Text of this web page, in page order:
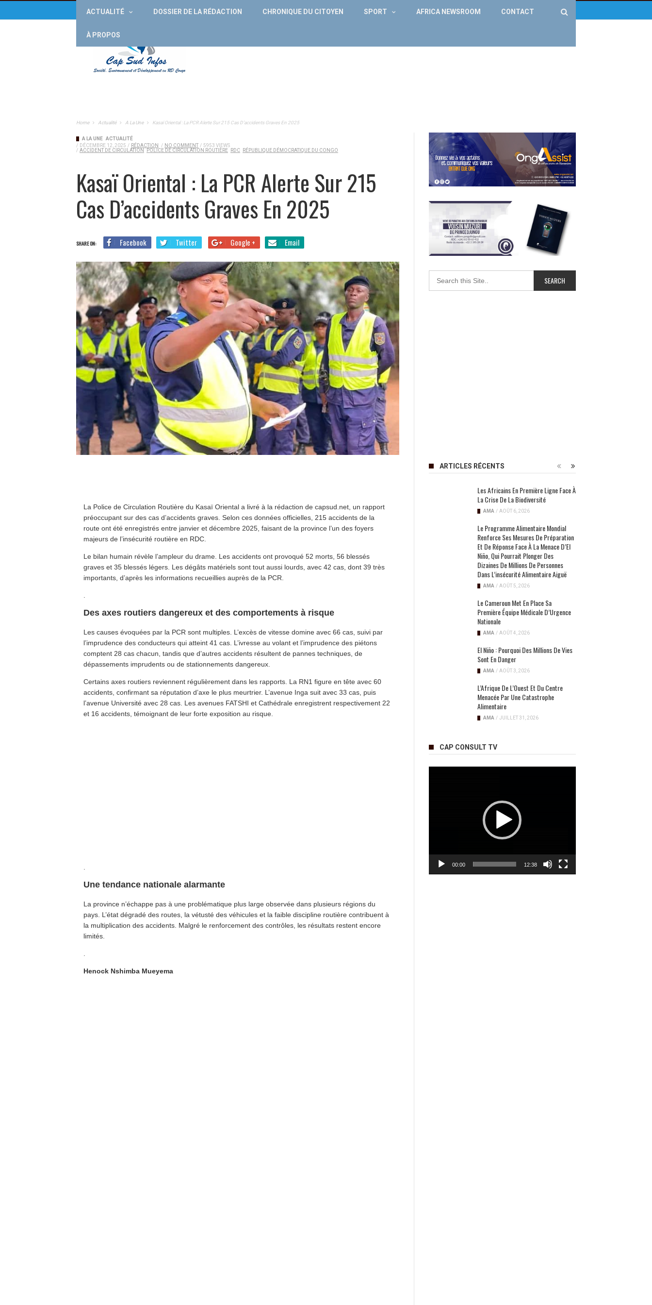
ACTUALITÉ DOSSIER DE LA RÉDACTION CHRONIQUE DU CITOYEN SPORT AFRICA NEWSROOM CONTACT
À PROPOS
Home Actualité A La Une Kasaï Oriental : La PCR Alerte Sur 215 Cas D’accidents Graves En 2025
A LA UNE ACTUALITÉ
/ DÉCEMBRE 12, 2025 / RÉDACTION / NO COMMENT / 5953 VIEWS
/ ACCIDENT DE CIRCULATION POLICE DE CIRCULATION ROUTIÈRE RDC RÉPUBLIQUE DÉMOCRATIQUE DU CONGO
Kasaï Oriental : La PCR Alerte Sur 215
Cas D’accidents Graves En 2025
SHARE ON: Facebook Twitter Google + Email
La Police de Circulation Routière du Kasaï Oriental a livré à la rédaction de capsud.net, un rapport
préoccupant sur des cas d’accidents graves. Selon ces données officielles, 215 accidents de la
route ont été enregistrés entre janvier et décembre 2025, faisant de la province l’un des foyers
majeurs de l’insécurité routière en RDC.
Le bilan humain révèle l’ampleur du drame. Les accidents ont provoqué 52 morts, 56 blessés
graves et 35 blessés légers. Les dégâts matériels sont tout aussi lourds, avec 42 cas, dont 39 très
importants, d’après les informations recueillies auprès de la PCR.
.
Des axes routiers dangereux et des comportements à risque
Les causes évoquées par la PCR sont multiples. L’excès de vitesse domine avec 66 cas, suivi par
l’imprudence des conducteurs qui atteint 41 cas. L’ivresse au volant et l’imprudence des piétons
comptent 28 cas chacun, tandis que d’autres accidents résultent de pannes techniques, de
dépassements imprudents ou de stationnements dangereux.
Certains axes routiers reviennent régulièrement dans les rapports. La RN1 figure en tête avec 60
accidents, confirmant sa réputation d’axe le plus meurtrier. L’avenue Inga suit avec 33 cas, puis
l’avenue Université avec 28 cas. Les avenues FATSHI et Cathédrale enregistrent respectivement 22
et 16 accidents, témoignant de leur forte exposition au risque.
.
Une tendance nationale alarmante
La province n’échappe pas à une problématique plus large observée dans plusieurs régions du
pays. L’état dégradé des routes, la vétusté des véhicules et la faible discipline routière contribuent à
la multiplication des accidents. Malgré le renforcement des contrôles, les résultats restent encore
limités.
.
Henock Nshimba Mueyema
ARTICLES RÉCENTS
Les Africains En Première Ligne Face À
La Crise De La Biodiversité
AMA / AOÛT 6, 2026
Le Programme Alimentaire Mondial
Renforce Ses Mesures De Préparation
Et De Réponse Face À La Menace D’El
Niño, Qui Pourrait Plonger Des
Dizaines De Millions De Personnes
Dans L’insécurité Alimentaire Aiguë
AMA / AOÛT 5, 2026
Le Cameroun Met En Place Sa
Première Équipe Médicale D’Urgence
Nationale
AMA / AOÛT 4, 2026
El Niño : Pourquoi Des Millions De Vies
Sont En Danger
AMA / AOÛT 3, 2026
L’Afrique De L’Ouest Et Du Centre
Menacée Par Une Catastrophe
Alimentaire
AMA / JUILLET 31, 2026
CAP CONSULT TV
00:00 12:38